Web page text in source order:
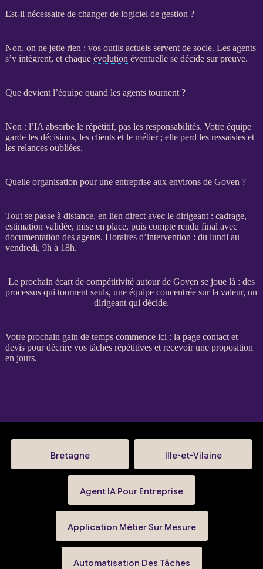
Est-il nécessaire de changer de logiciel de gestion ?
Non, on ne jette rien : vos outils actuels servent de socle. Les agents
s’y intègrent, et chaque évolution éventuelle se décide sur preuve.
Que devient l’équipe quand les agents tournent ?
Non : l’IA absorbe le répétitif, pas les responsabilités. Votre équipe
garde les décisions, les clients et le métier ; elle perd les ressaisies et
les relancesoubliées.
Quelle organisation pour une entreprise aux environs de Goven ?
Tout se passe à distance, en lien direct avec le dirigeant : cadrage,
estimation validée, mise en place, puis compte rendu final avec
documentation des agents. Horaires d’intervention : du lundi au
vendredi, 9h à 18h.
Le prochain écart de compétitivité autour de Goven se joue là : des
processus qui tournent seuls, une équipe concentrée sur la valeur, un
dirigeant qui décide.
Votre prochain gain de temps commence ici : la page contact et
devispour décrire vos tâches répétitives et recevoir une proposition
en jours.
Bretagne Ille-et-Vilaine
Agent IA Pour Entreprise
Application Métier Sur Mesure
Automatisation Des Tâches